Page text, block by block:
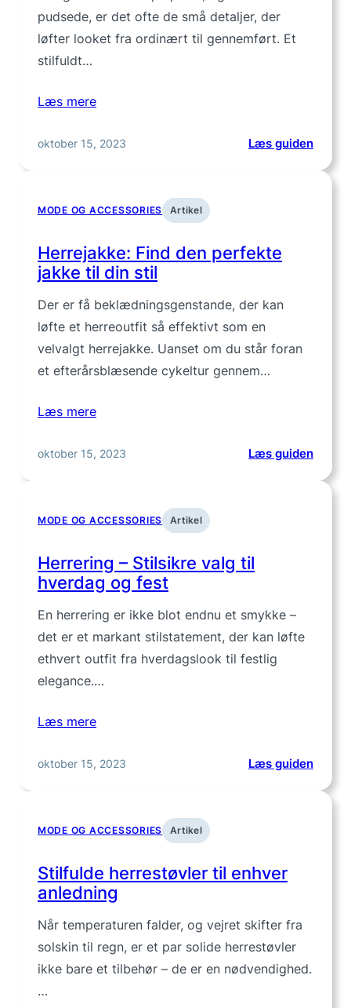
pudsede, er det ofte de små detaljer, der
løfter looket fra ordinært til gennemført. Et
stilfuldt…
Læs mere
oktober 15, 2023 Læs guiden:
der
MODE OG ACCESSORIES Artikel
Herrejakke: Find den perfekte
jakke til din stil
Der er få beklædningsgenstande, der kan
løfte et herreoutfit så effektivt som en
velvalgt herrejakke. Uanset om du står foran
et efterårsblæsende cykeltur gennem…
Læs mere
oktober 15, 2023 Læs guiden:
Find
MODE OG ACCESSORIES Artikel
Herrering – Stilsikre valg til
hverdag og fest
En herrering er ikke blot endnu et smykke –
det er et markant stilstatement, der kan løfte
ethvert outfit fra hverdagslook til festlig
elegance.…
Læs mere
oktober 15, 2023 Læs guiden:
MODE OG ACCESSORIES Artikel
Stilfulde herrestøvler til enhver
anledning
Når temperaturen falder, og vejret skifter fra
solskin til regn, er et par solide herrestøvler
ikke bare et tilbehør – de er en nødvendighed.
…